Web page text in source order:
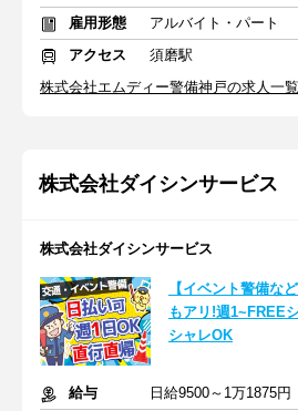
雇用形態
アルバイト・パート
アクセス
須磨駅
株式会社エムディー警備神戸の求人一
株式会社ダイシンサービス
株式会社ダイシンサービス
【イベント警備な
もアリ!週1~FREE
シャレOK
給与
日給9500～1万1875円